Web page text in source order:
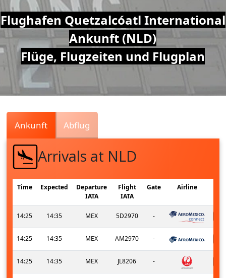
Air
Traffic
Live
Flughafen Quetzalcóatl International
Ankunft (NLD)
Flüge, Flugzeiten und Flugplan
Ankunft Abflug
Arrivals at NLD
Time Expected
Departure
IATA
Flight
IATA
Gate Airline
14:25 14:35 MEX 5D2970 -
14:25 14:35 MEX AM2970 -
14:25 14:35 MEX JL8206 -